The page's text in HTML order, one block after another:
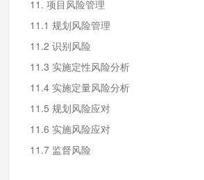
11. 项目风险管理
11.1 规划风险管理
11.2 识别风险
11.3 实施定性风险分析
11.4 实施定量风险分析
11.5 规划风险应对
11.6 实施风险应对
11.7 监督风险